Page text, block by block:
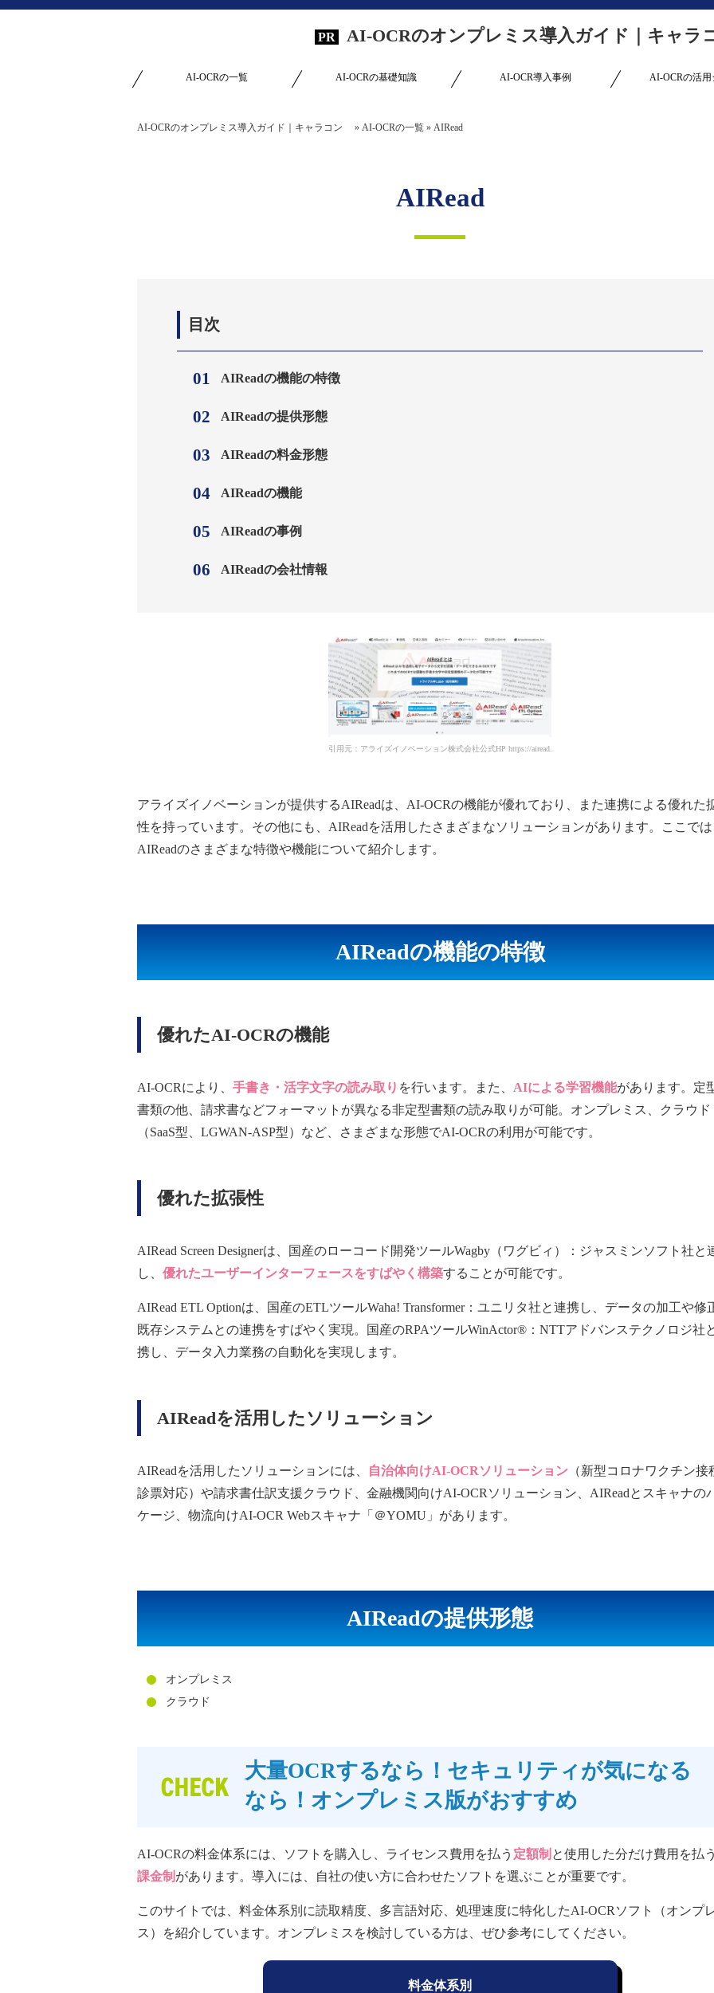
AI-OCRのオンプレミス導入ガイド｜キャ
AI-OCRの一覧 AI-OCRの基礎知識 AI-OCR導入事例 AI-OCRの活用
AI-OCRのオンプレミス導入ガイド｜キャラコン » AI-OCRの一覧 » AIRead
AIRead
目次
AIReadの機能の特徴
AIReadの提供形態
AIReadの料金形態
AIReadの機能
AIReadの事例
AIReadの会社情報
引用元：アライズイノベーション株式会社公式HP https://airead.ai/
アライズイノベーションが提供するAIReadは、AI-OCRの機能が優れており、また連携による優れた
性を持っています。その他にも、AIReadを活用したさまざまなソリューションがあります。ここで
AIReadのさまざまな特徴や機能について紹介します。
AIReadの機能の特徴
優れたAI-OCRの機能
AI-OCRにより、 手書き・活字文字の読み取り を行います。また、 AIによる学習機能があります。定
書類の他、請求書などフォーマットが異なる非定型書類の読み取りが可能。オンプレミス、クラウド
（SaaS型、LGWAN-ASP型）など、さまざまな形態でAI-OCRの利用が可能です。
優れた拡張性
AIRead Screen Designerは、国産のローコード開発ツールWagby（ワグビィ）：ジャスミンソフト社と
し、 優れたユーザーインターフェースをすばやく構築することが可能です。
AIRead ETL Optionは、国産のETLツールWaha! Transformer：ユニリタ社と連携し、データの加工や修
既存システムとの連携をすばやく実現。国産のRPAツールWinActor®：NTTアドバンステクノロジ社
携し、データ入力業務の自動化を実現します。
AIReadを活用した ソリューション
AIReadを活用したソリューションには、 自治体向けAI-OCRソリューション （新型コロナワクチン接
診票対応）や請求書仕訳支援クラウド、金融機関向けAI-OCRソリューション、AIReadとスキャナの
ケージ、物流向けAI-OCR Webスキャナ「＠YOMU」があります。
AIReadの提供形態
オンプレミス
クラウド
大量OCRするなら！セキュリティが気になる
なら！オンプレミス版がおすすめ
AI-OCRの料金体系には、ソフトを購入し、ライセンス費用を払う 定額制 と使用した分だけ費用を払
課金制 があります。導入には、自社の使い方に合わせたソフトを選ぶことが重要です。
このサイトでは、料金体系別に読取精度、多言語対応、処理速度に特化したAI-OCRソフト（オンプ
ス）を紹介しています。オンプレミスを検討している方は、ぜひ参考にしてください。
料金体系別